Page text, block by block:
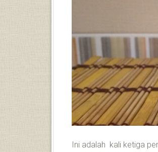
Ini adalah kali ketiga